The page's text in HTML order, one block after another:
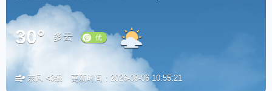
30° 多云
东风 <3级 更新时间：2026-08-06 10:55:21